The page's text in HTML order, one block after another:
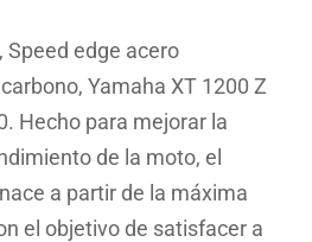
actual
es:
472.75€.
Speed edge acero
Yamaha XT 1200 Z
Hecho para mejorar la
de la moto, el
a partir de la máxima
el objetivo de satisfacer a